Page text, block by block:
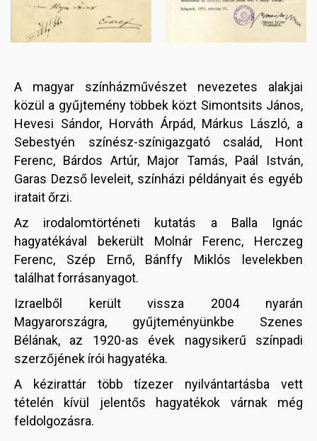
A magyar színházművészet nevezetes alakjai
közül a gyűjtemény többek közt Simontsits János,
Hevesi Sándor, Horváth Árpád, Márkus László, a
Sebestyén színész-színigazgató család, Hont
Ferenc, Bárdos Artúr, Major Tamás, Paál István,
Garas Dezső leveleit, színházi példányait és egyéb
iratait őrzi.
Az irodalomtörténeti kutatás a Balla Ignác
hagyatékával bekerült Molnár Ferenc, Herczeg
Ferenc, Szép Ernő, Bánffy Miklós levelekben
találhat forrásanyagot.
Izraelből került vissza 2004 nyarán
Magyarországra, gyűjteményünkbe Szenes
Bélának, az 1920-as évek nagysikerű színpadi
szerzőjének írói hagyatéka.
A kézirattár több tízezer nyilvántartásba vett
tételén kívül jelentős hagyatékok várnak még
feldolgozásra.